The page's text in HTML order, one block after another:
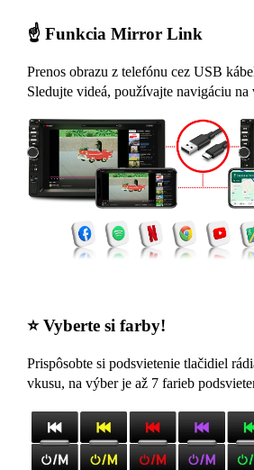
☝️ Funkcia Mirror Link
Prenos obrazu z telefónu cez USB
Sledujte videá, používajte navigáciu na
⭐ Vyberte si farby!
Prispôsobte si podsvietenie tlačidiel
vkusu, na výber je až 7 farieb